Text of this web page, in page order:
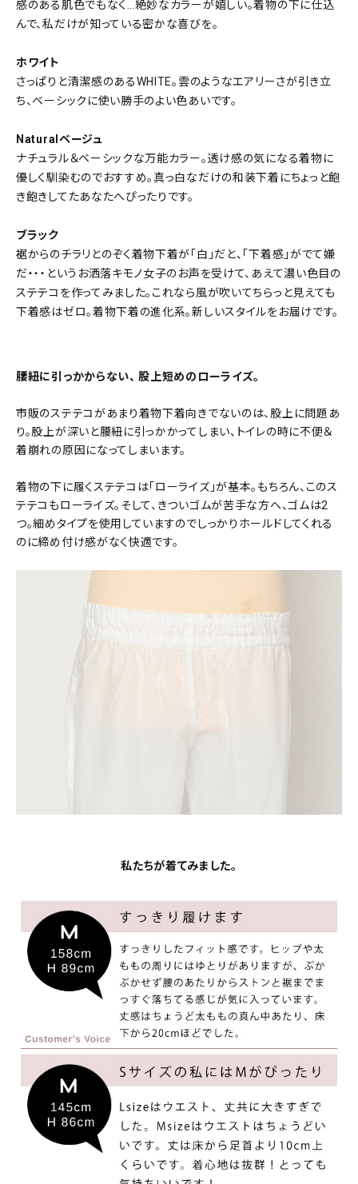
感のある肌色でもなく…絶妙なカラーが嬉しい。着物の下に仕込
んで、私だけが知っている密かな喜びを。
ホワイト
さっぱりと清潔感のあるWHITE。雲のようなエアリーさが引き立
ち、ベーシックに使い勝手のよい色あいです。
Naturalベージュ
ナチュラル＆ベーシックな万能カラー。透け感の気になる着物に
優しく馴染むのでおすすめ。真っ白なだけの和装下着にちょっと飽
き飽きしてたあなたへぴったりです。
ブラック
裾からのチラリとのぞく着物下着が「白」だと、「下着感」がでて嫌
だ・・・というお洒落キモノ女子のお声を受けて、あえて濃い色目の
ステテコを作ってみました。これなら風が吹いてちらっと見えても
下着感はゼロ。着物下着の進化系。新しいスタイルをお届けです。
腰紐に引っかからない、 股上短めのローライズ。
市販のステテコがあまり着物下着向きでないのは、股上に問題あ
り。股上が深いと腰紐に引っかかってしまい、トイレの時に不便＆
着崩れの原因になってしまいます。
着物の下に履くステテコは「ローライズ」が基本。もちろん、このス
テテコもローライズ。そして、きついゴムが苦手な方へ、ゴムは2
つ。細めタイプを使用していますのでしっかりホールドしてくれる
のに締め付け感がなく快適です。
私たちが着てみました。